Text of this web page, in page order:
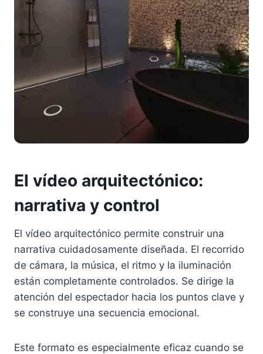
El vídeo arquitectónico:
narrativa y control
El vídeo arquitectónico permite construir una
narrativa cuidadosamente diseñada. El recorrido
de cámara, la música, el ritmo y la iluminación
están completamente controlados. Se dirige la
atención del espectador hacia los puntos clave y
se construye una secuencia emocional.
Este formato es especialmente eficaz cuando se